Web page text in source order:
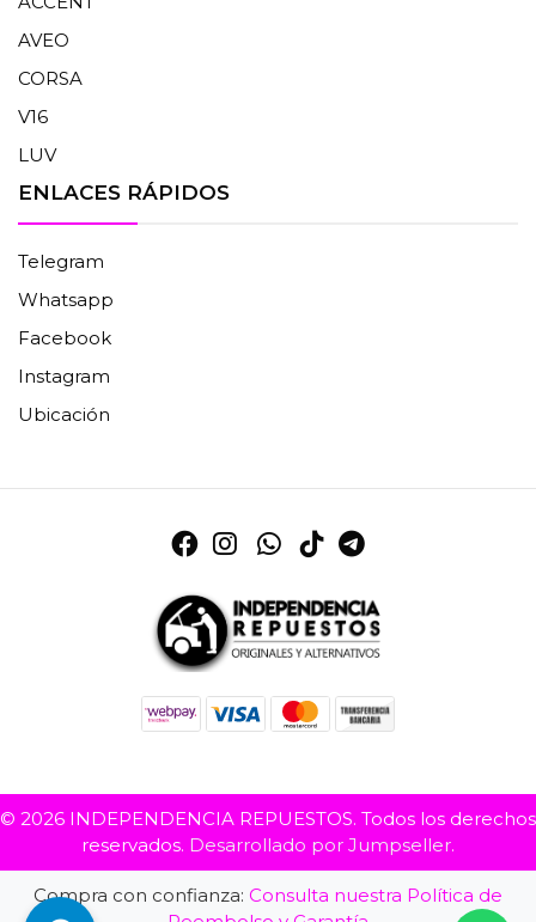
AVEO
CORSA
V16
LUV
ENLACES RÁPIDOS
Telegram
Whatsapp
Facebook
Instagram
Ubicación
© 2026 INDEPENDENCIA REPUESTOS. Todos los derechos
reservados. Desarrollado por Jumpseller.
Compra con confianza: Consulta nuestra Política de